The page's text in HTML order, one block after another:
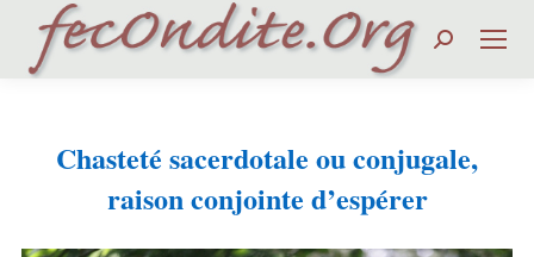
Search:
Chasteté sacerdotale ou conjugale,
raison conjointe d’espérer